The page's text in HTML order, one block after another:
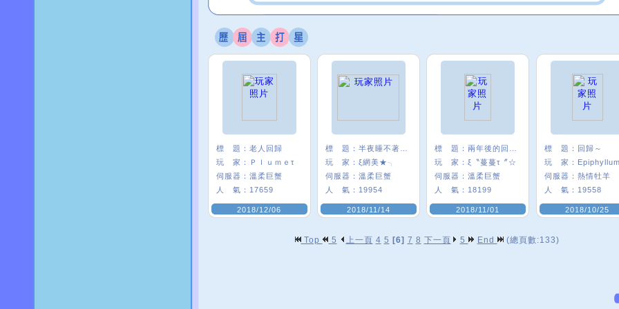
標 題： 老人回歸
玩 家：
Ｐｌｕｍｅτ
伺服器： 溫柔巨蟹
人 氣： 17659
2018/12/06
標 題：
玩 家： ξ網美★╮
伺服器： 溫柔巨蟹
人 氣： 19954
2018/11/14
標 題：
玩 家： ξ〝蔓蔓τ〞☆
伺服器： 溫柔巨蟹
人 氣： 18199
2018/11/01
標 題： 回歸～
玩 家：
伺服器： 熱情牡羊
人 氣： 19558
2018/10/25
Top 5 上一頁 4 5 [6] 7 8 下一頁 5 End (總頁數:133)